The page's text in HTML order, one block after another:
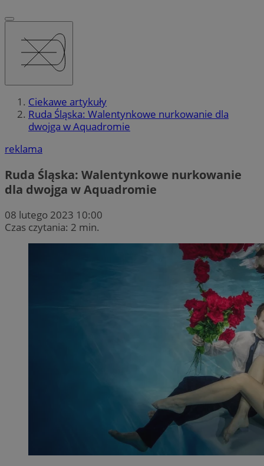
Ciekawe artykuły
Ruda Śląska: Walentynkowe nurkowanie dla
dwojga w Aquadromie
reklama
Ruda Śląska: Walentynkowe nurkowanie
dla dwojga w Aquadromie
08 lutego 2023 10:00
Czas czytania: 2 min.